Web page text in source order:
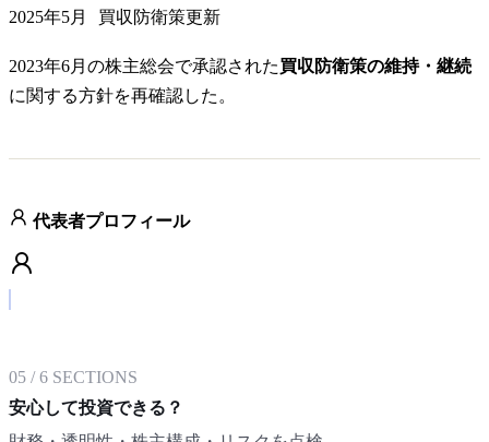
2025年5月 買収防衛策更新
2023年6月の株主総会で承認された買収防衛策の維持・継続
に関する方針を再確認した。
代表者プロフィール
05 /6 SECTIONS
安心して投資できる？